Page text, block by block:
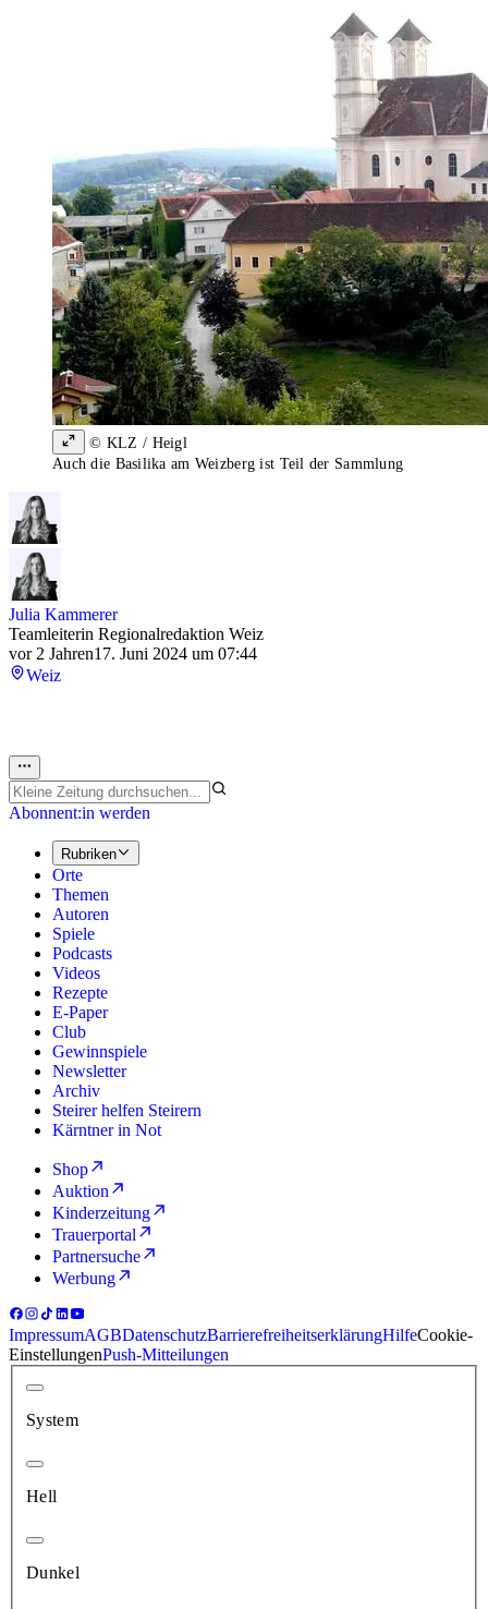
© KLZ / Heigl
Auch die Basilika am Weizberg ist Teil der Sammlung
Julia Kammerer
Teamleiterin Regionalredaktion Weiz
vor 2 Jahren17. Juni 2024 um 07:44
Weiz
Abonnent:in werden
Rubriken
Orte
Themen
Autoren
Spiele
Podcasts
Videos
Rezepte
E-Paper
Club
Gewinnspiele
Newsletter
Archiv
Steirer helfen Steirern
Kärntner in Not
Shop
Auktion
Kinderzeitung
Trauerportal
Partnersuche
Werbung
ImpressumAGBDatenschutzBarrierefreiheitserklärungHilfeCookie-
EinstellungenPush-Mitteilungen
System
Hell
Dunkel